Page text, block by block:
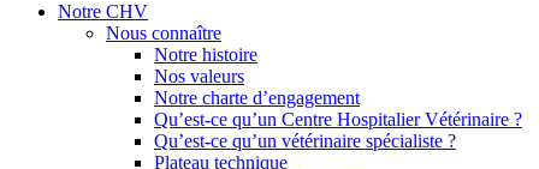
Notre CHV
Nous connaître
Notre histoire
Nos valeurs
Notre charte d’engagement
Qu’est-ce qu’un Centre Hospitalier Vétérinaire ?
Qu’est-ce qu’un vétérinaire spécialiste ?
Plateau technique